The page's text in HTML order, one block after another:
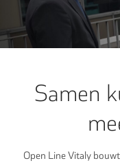
Samen
Open Line Vitaly